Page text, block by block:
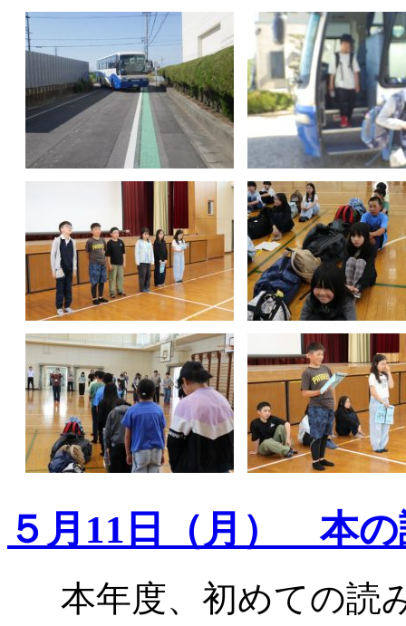
５月11日（月） 本
本年度、初めての読